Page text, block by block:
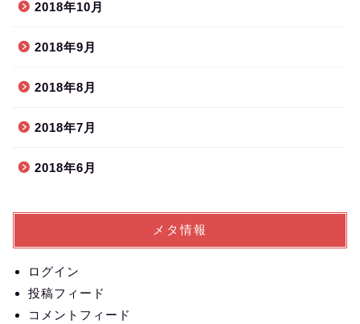
2018年10月
2018年9月
2018年8月
2018年7月
2018年6月
メタ情報
ログイン
投稿フィード
コメントフィード